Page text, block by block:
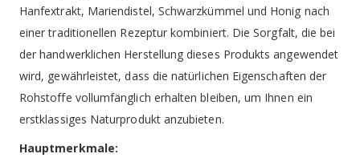
Hanfextrakt, Mariendistel, Schwarzkümmel und Honig nach
einer traditionellen Rezeptur kombiniert. Die Sorgfalt, die bei
der handwerklichen Herstellung dieses Produkts angewendet
wird, gewährleistet, dass die natürlichen Eigenschaften der
Rohstoffe vollumfänglich erhalten bleiben, um Ihnen ein
erstklassiges Naturprodukt anzubieten.
Hauptmerkmale: